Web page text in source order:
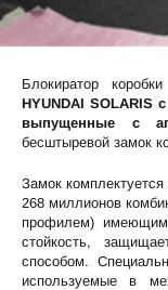
Блокиратор
HYUNDAI SOLARIS
выпущенные с
бесштыревой замок
Замок
268 миллионов
профилем)
стойкость,
способом.
используемые в